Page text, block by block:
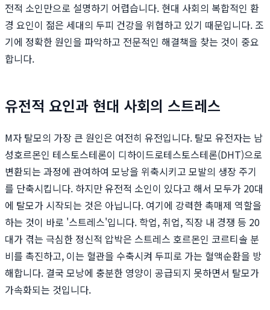
전적 소인만으로 설명하기 어렵습니다. 현대 사회의 복합적인 환
경 요인이 젊은 세대의 두피 건강을 위협하고 있기 때문입니다. 조
기에 정확한 원인을 파악하고 전문적인 해결책을 찾는 것이 중요
합니다.
유전적 요인과 현대 사회의 스트레스
M자 탈모의 가장 큰 원인은 여전히 유전입니다. 탈모 유전자는 남
성호르몬인 테스토스테론이 디하이드로테스토스테론(DHT)으로
변환되는 과정에 관여하여 모낭을 위축시키고 모발의 생장 주기
를 단축시킵니다. 하지만 유전적 소인이 있다고 해서 모두가 20대
에 탈모가 시작되는 것은 아닙니다. 여기에 강력한 촉매제 역할을
하는 것이 바로 '스트레스'입니다. 학업, 취업, 직장 내 경쟁 등 20
대가 겪는 극심한 정신적 압박은 스트레스 호르몬인 코르티솔 분
비를 촉진하고, 이는 혈관을 수축시켜 두피로 가는 혈액순환을 방
해합니다. 결국 모낭에 충분한 영양이 공급되지 못하면서 탈모가
가속화되는 것입니다.